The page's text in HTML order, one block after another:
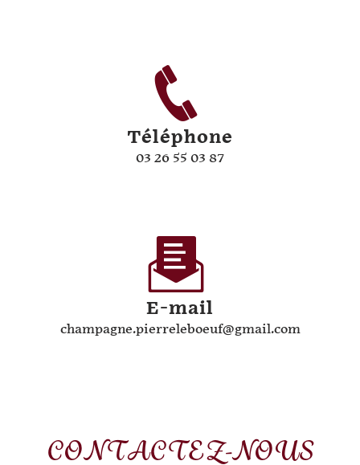
Téléphone
03 26 55 03 87
E-mail
champagne.pierreleboeuf@gmail.com
CONTACTEZ-NOUS